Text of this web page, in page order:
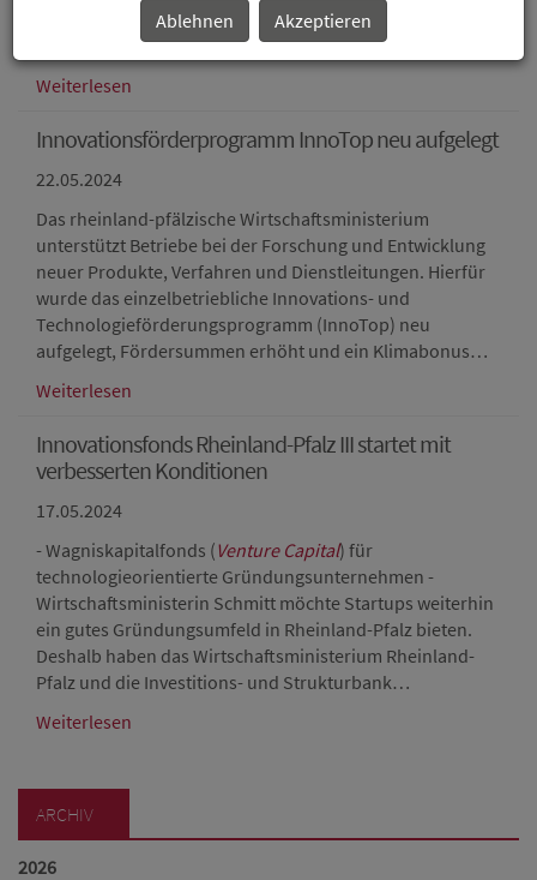
Innovative Fahrradspeichen aus Faserkunststoffverbund
Weiterlesen
Innovationsförderprogramm InnoTop neu aufgelegt
22.05.2024
Das rheinland-pfälzische Wirtschaftsministerium
unterstützt Betriebe bei der Forschung und Entwicklung
neuer Produkte, Verfahren und Dienstleitungen. Hierfür
wurde das einzelbetriebliche Innovations- und
Technologieförderungsprogramm (InnoTop) neu
aufgelegt, Fördersummen erhöht und ein Klimabonus…
Weiterlesen
Innovationsfonds Rheinland-Pfalz III startet mit
verbesserten Konditionen
17.05.2024
- Wagniskapitalfonds (Venture Capital) für
technologieorientierte Gründungsunternehmen -
Wirtschaftsministerin Schmitt möchte Startups weiterhin
ein gutes Gründungsumfeld in Rheinland-Pfalz bieten.
Deshalb haben das Wirtschaftsministerium Rheinland-
Pfalz und die Investitions- und Strukturbank…
Weiterlesen
ARCHIV
2026
Ablehnen
Akzeptieren